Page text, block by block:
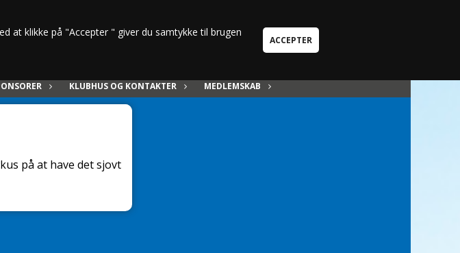
KLUBHUS OG KONTAKTER MEDLEMSKAB
på at have det sjovt
at klikke på "Accepter " giver du samtykke til brugen